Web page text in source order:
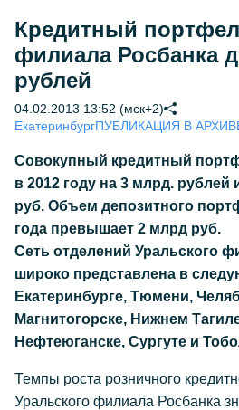
Кредитный
филиала Росбанка
рублей
04.02.2013 13:52 (мск+2)
ЕкатеринбургПУБЛИКАЦИЯ В
Совокупный кредитный
в 2012 году на 3 млрд. рублей
руб. Объем депозитного
года превышает 2 млрд руб.
Cеть отделений Уральского
широко представлена в
Екатеринбурге, Тюмени,
Магнитогорске, Нижнем
Нефтеюганске, Сургуте и
Темпы роста розничного
Уральского филиала Росбанка